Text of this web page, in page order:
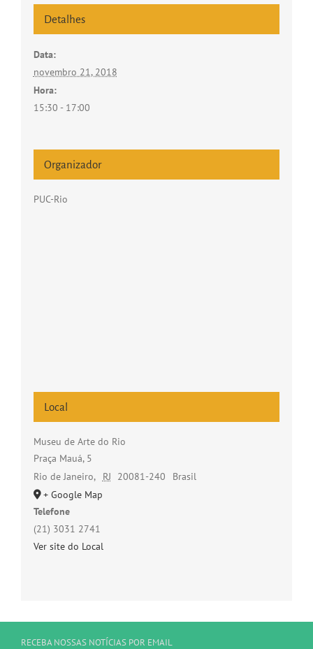
Detalhes
Data:
novembro 21, 2018
Hora:
15:30 - 17:00
Organizador
PUC-Rio
Local
Museu de Arte do Rio
Praça Mauá, 5
Rio de Janeiro, RJ 20081-240
Brasil
+ Google Map
Telefone
(21) 3031 2741
Ver site do Local
RECEBA NOSSAS NOTÍCIAS POR EMAIL